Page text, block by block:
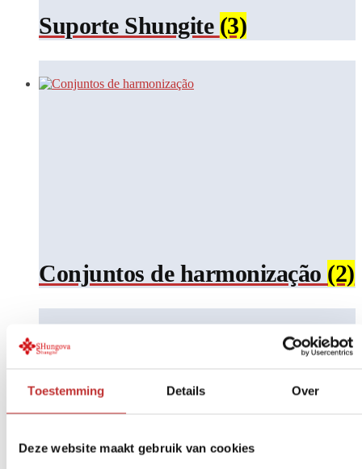
Toestemming Details Over
Deze website maakt gebruik van cookies
Suporte Shungite (3)
Conjuntos de harmonização (2)